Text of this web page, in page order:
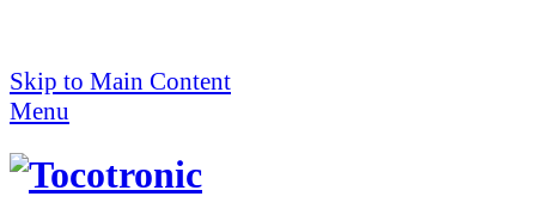
Skip to Main Content
Menu